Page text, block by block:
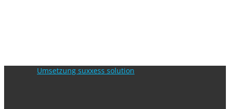
Umsetzung suxxess solution